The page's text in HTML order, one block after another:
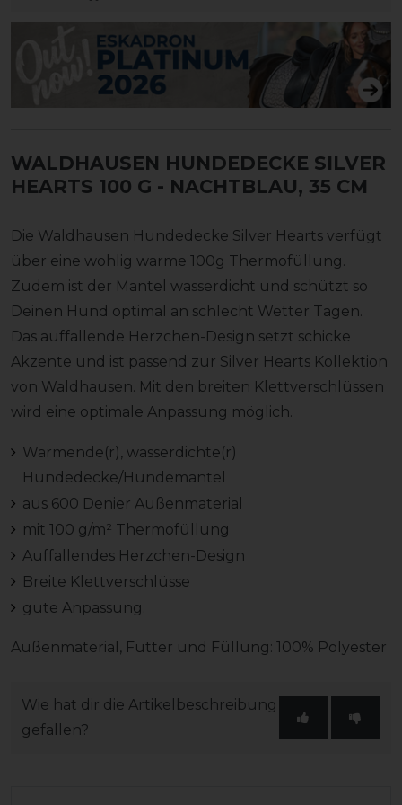
WALDHAUSEN HUNDEDECKE SILVER
HEARTS 100 G - NACHTBLAU, 35 CM
Die Waldhausen Hundedecke Silver Hearts verfügt
über eine wohlig warme 100g Thermofüllung.
Zudem ist der Mantel wasserdicht und schützt so
Deinen Hund optimal an schlecht Wetter Tagen.
Das auffallende Herzchen-Design setzt schicke
Akzente und ist passend zur Silver Hearts Kollektion
von Waldhausen. Mit den breiten Klettverschlüssen
wird eine optimale Anpassung möglich.
Wärmende(r), wasserdichte(r)
Hundedecke/Hundemantel
aus 600 Denier Außenmaterial
mit 100 g/m² Thermofüllung
Auffallendes Herzchen-Design
Breite Klettverschlüsse
gute Anpassung.
Außenmaterial, Futter und Füllung: 100% Polyester
Wie hat dir die Artikelbeschreibung
gefallen?